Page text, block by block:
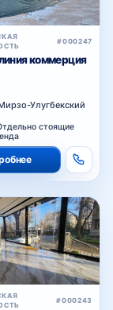
#000247
коммерция
Улугбекский
стоящие
#000243